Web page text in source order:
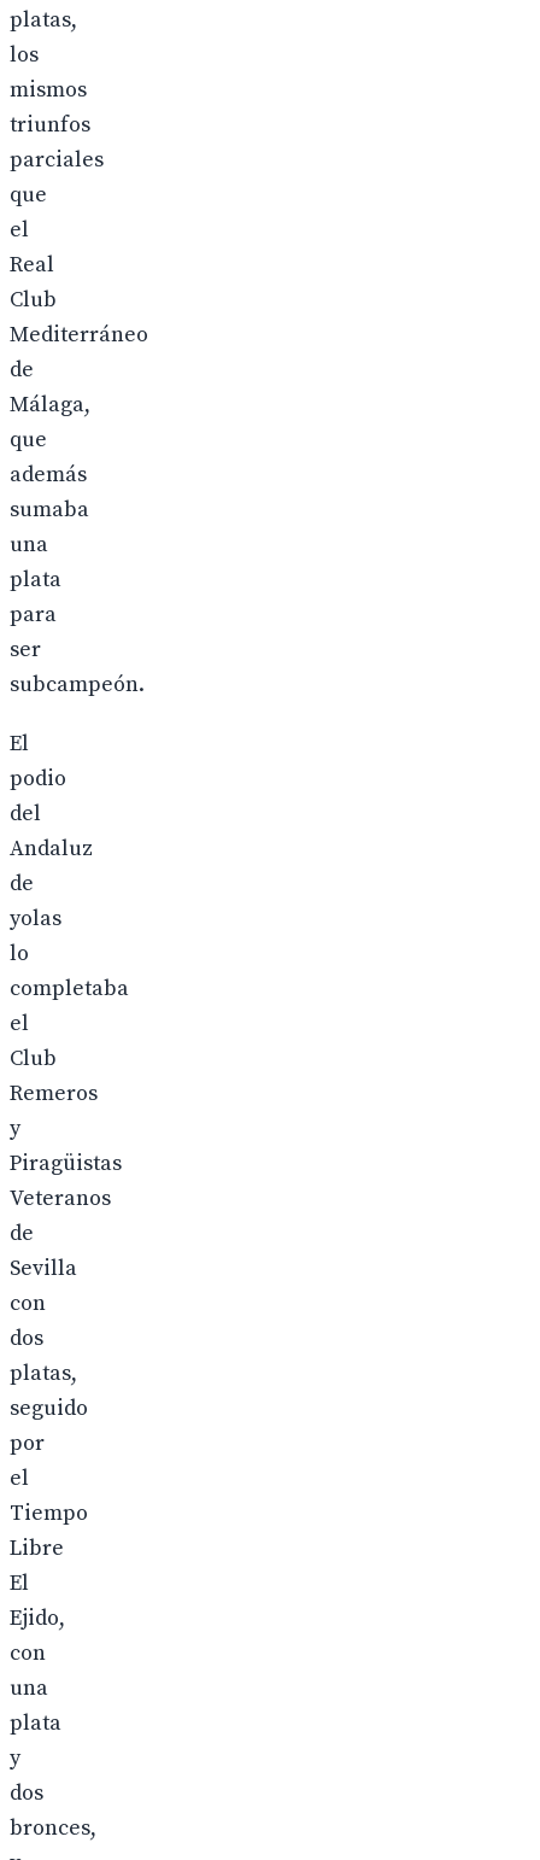
platas,
los
mismos
triunfos
parciales
que
el
Real
Club
Mediterráneo
de
Málaga,
que
además
sumaba
una
plata
para
ser
subcampeón.
El
podio
del
Andaluz
de
yolas
lo
completaba
el
Club
Remeros
y
Piragüistas
Veteranos
de
Sevilla
con
dos
platas,
seguido
por
el
Tiempo
Libre
El
Ejido,
con
una
plata
y
dos
bronces,